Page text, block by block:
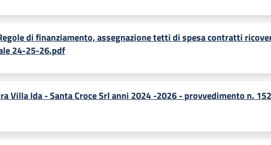
di finanziamento, assegnazione tetti di spesa contratti
24-25-26.pdf
Villa Ida - Santa Croce Srl anni 2024 -2026 - provvedimento n.